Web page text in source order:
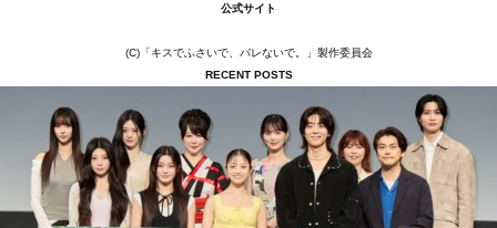
公式サイト
(C)「キスでふさいで、バレないで。」製作委員会
RECENT POSTS